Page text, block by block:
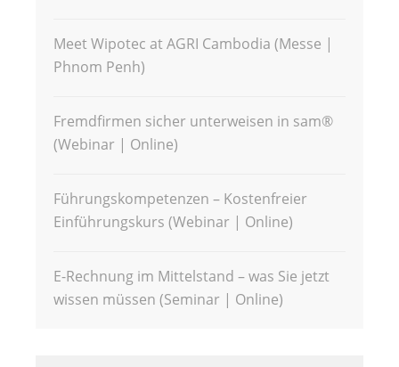
Meet Wipotec at AGRI Cambodia (Messe |
Phnom Penh)
Fremdfirmen sicher unterweisen in sam®
(Webinar | Online)
Führungskompetenzen – Kostenfreier
Einführungskurs (Webinar | Online)
E-Rechnung im Mittelstand – was Sie jetzt
wissen müssen (Seminar | Online)